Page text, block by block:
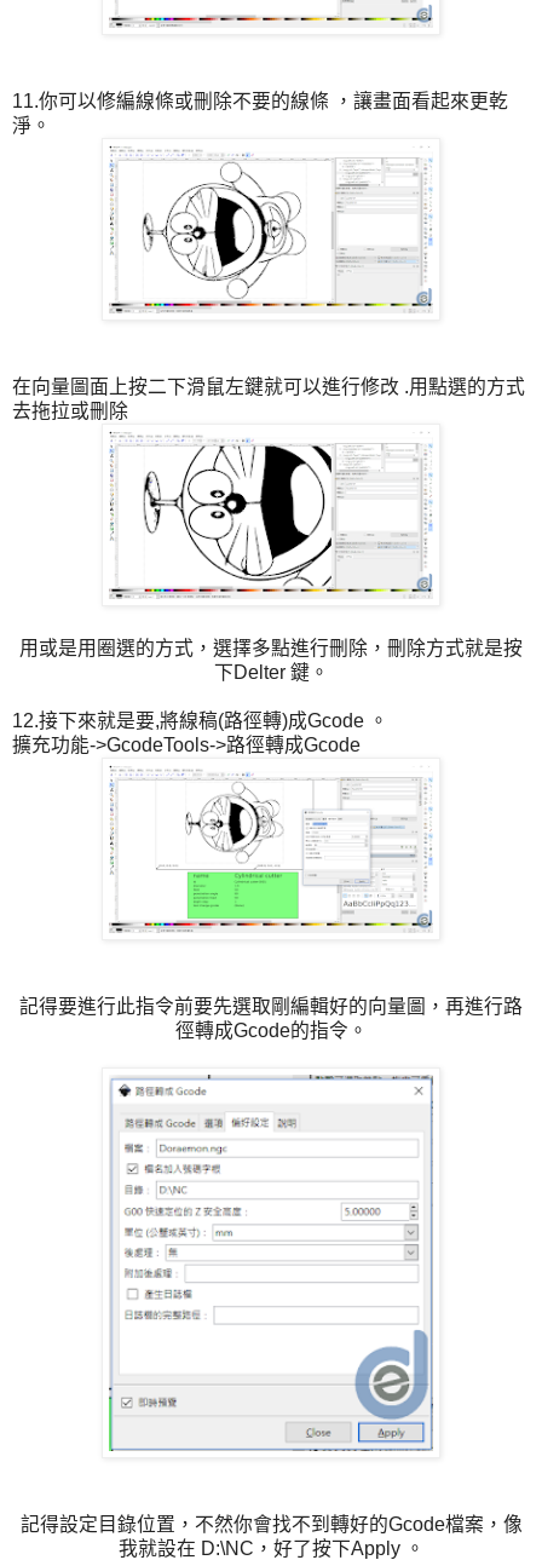
11.你可以修編線條或刪除不要的線條 ，讓畫面看起來更乾
淨。
在向量圖面上按二下滑鼠左鍵就可以進行修改 .用點選的方式
去拖拉或刪除
用或是用圈選的方式，選擇多點進行刪除，刪除方式就是按
下Delter 鍵。
12.接下來就是要,將線稿(路徑轉)成Gcode 。
擴充功能->GcodeTools->路徑轉成Gcode
記得要進行此指令前要先選取剛編輯好的向量圖，再進行路
徑轉成Gcode的指令。
記得設定目錄位置，不然你會找不到轉好的Gcode檔案，像
我就設在 D:\NC，好了按下Apply 。